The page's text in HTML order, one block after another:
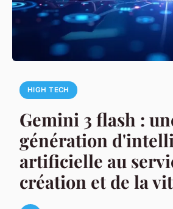
HIGH TECH
Gemini 3 flash :
génération
artificielle au
création et de la